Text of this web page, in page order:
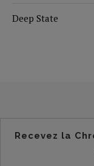
Deep State
Recevez la